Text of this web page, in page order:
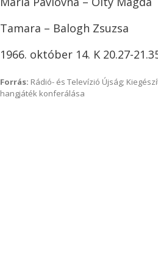
Tamara – Balogh Zsuzsa
1966. október 14. K 20.27-
Forrás: Rádió- és Televízió Újság;
hangjáték konferálása